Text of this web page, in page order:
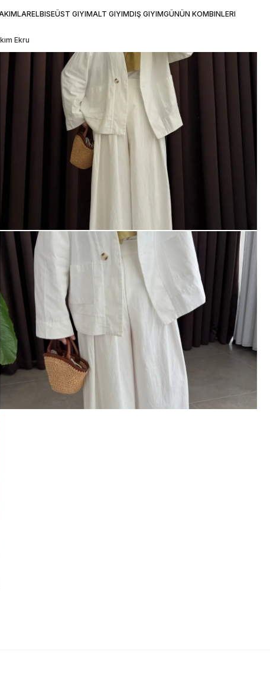
ELBISEÜST GIYIMALT GIYIMDIŞ GIYIMGÜNÜN KOMBINLERI
Ekru
İlk
%10
İlk siparişte %10 indirim
size özel teklifler